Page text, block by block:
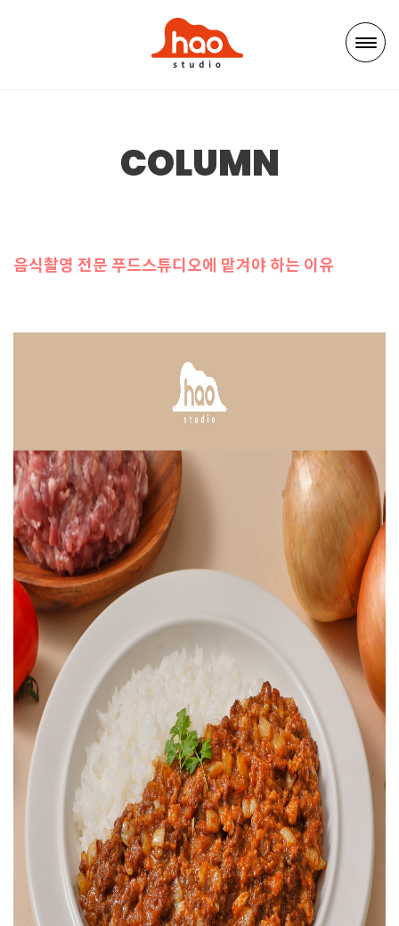
COLUMN
음식촬영 전문 푸드스튜디오에 맡겨야 하는 이유